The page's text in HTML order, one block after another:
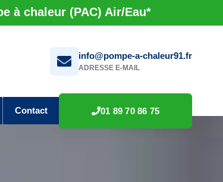
à chaleur (PAC) Air/Eau*
info@pompe-a-chaleur91.fr
ADRESSE E-MAIL
Contact 01 89 70 86 75